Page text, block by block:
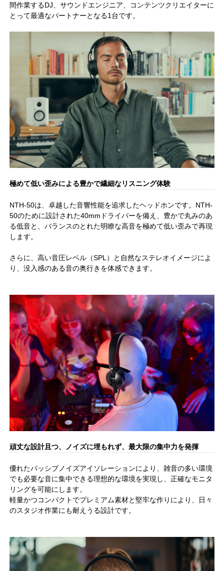
間作業するDJ、サウンドエンジニア、コンテンツクリエイターに
とって最適なパートナーとなる1台です。
極めて低い歪みによる豊かで繊細なリスニング体験
NTH-50は、卓越した音響性能を追求したヘッドホンです。NTH-
50のために設計された40mmドライバーを備え、豊かで丸みのあ
る低音と、バランスのとれた明瞭な高音を極めて低い歪みで再現
します。
さらに、高い音圧レベル（SPL）と自然なステレオイメージによ
り、没入感のある音の奥行きを体感できます。
頑丈な設計且つ、ノイズに埋もれず、最大限の集中力を発揮
優れたパッシブノイズアイソレーションにより、雑音の多い環境
でも必要な音に集中できる理想的な環境を実現し、正確なモニタ
リングを可能にします。
軽量かつコンパクトでプレミアム素材と堅牢な作りにより、日々
のスタジオ作業にも耐えうる設計です。